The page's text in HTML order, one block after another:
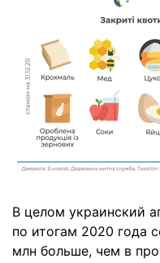
В целом украинский
по итогам 2020 года
млн больше, чем в